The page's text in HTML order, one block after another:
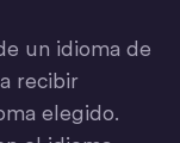
un idioma de
recibir
elegido.